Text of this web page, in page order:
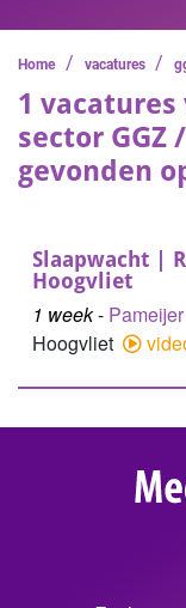
Home / vacatures /
1
sector GGZ
gevonden
Slaapwacht |
Hoogvliet
1 week- Pameijer
Hoogvliet